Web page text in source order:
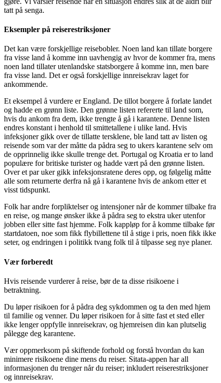
tatt på senga.
Eksempler på reiserestriksjoner
Det kan være forskjellige reisebobler. Noen land kan tillate borgere
fra visse land å komme inn uavhengig av hvor de kommer fra, mens
noen land tillater utenlandske statsborgere å komme inn, men bare
fra visse land. Det er også forskjellige innreisekrav laget for
ankommende.
Et eksempel å vurdere er England. De tillot borgere å forlate landet
og hadde en grønn liste. Den grønne listen refererte til land som,
hvis du ankom fra dem, ikke trengte å gå i karantene. Denne listen
endres konstant i henhold til smittetallene i ulike land. Hvis
infeksjoner gikk over de tillatte tersklene, ble land tatt av listen og
reisende som var der måtte da pådra seg to ukers karantene selv om
de opprinnelig ikke skulle trenge det. Portugal og Kroatia er to land
populære for britiske turister og hadde vært på den grønne listen.
Over et par uker gikk infeksjonsratene deres opp, og følgelig måtte
alle som returnerte derfra nå gå i karantene hvis de ankom etter et
visst tidspunkt.
Folk har andre forpliktelser og intensjoner når de kommer tilbake fra
en reise, og mange ønsker ikke å pådra seg to ekstra uker utenfor
jobben eller sitte fast hjemme. Folk kappløp for å komme tilbake før
startdatoen, noe som fikk flybillettene til å stige i pris, noen fikk ikke
seter, og endringen i politikk tvang folk til å tilpasse seg nye planer.
Vær forberedt
Hvis reisende vurderer å reise, bør de ta disse risikoene i
betraktning.
Du løper risikoen for å pådra deg sykdommen og ta den med hjem
til familie og venner. Du løper risikoen for å sitte fast et sted eller
ikke lenger oppfylle innreisekrav, og hjemreisen din kan plutselig
pålegge deg karantene.
Vær oppmerksom på skiftende forhold og forstå hvordan du kan
minimere risikoene dine mens du reiser. Sitata-appen har all
informasjonen du trenger når du reiser; inkludert reiserestriksjoner
og innreisekrav.